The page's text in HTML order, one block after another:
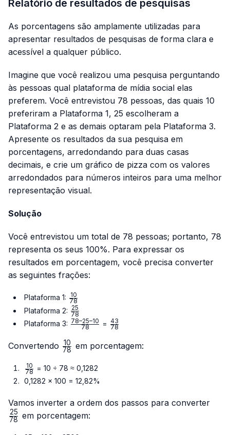
Relatório de resultados de pesquisas
As porcentagens são amplamente utilizadas para
apresentar resultados de pesquisas de forma clara e
acessível a qualquer público.
Imagine que você realizou uma pesquisa perguntando
às pessoas qual plataforma de mídia social elas
preferem. Você entrevistou 78 pessoas, das quais 10
preferiram a Plataforma 1, 25 escolheram a
Plataforma 2 e as demais optaram pela Plataforma 3.
Apresente os resultados da sua pesquisa em
porcentagens, arredondando para duas casas
decimais, e crie um gráfico de pizza com os valores
arredondados para números inteiros para uma melhor
representação visual.
Solução
Você entrevistou um total de 78 pessoas; portanto, 78
representa os seus 100%. Para expressar os
resultados em porcentagem, você precisa converter
as seguintes frações:
Plataforma 1: \frac{10}
{78}
78
10
Plataforma 2: \frac{25}
{78}
78
25
Plataforma 3: \frac{78
10}{78}
78
78–25–10 = \frac{43}
78
43
Convertendo \frac{10}
78
10 em porcentagem:
\frac{10}
{78}
78
10
= 10 ÷ 78 ≈ 0,1282
0,1282 × 100 = 12,82%
Vamos inverter a ordem dos passos para converter
78
25 em porcentagem: